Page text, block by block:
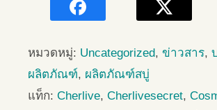
หมวดหมู่: Uncategorized, ข่าวสาร,
ผลิตภัณฑ์, ผลิตภัณฑ์สบู่
แท็ก: Cherlive, Cherlivesecret,